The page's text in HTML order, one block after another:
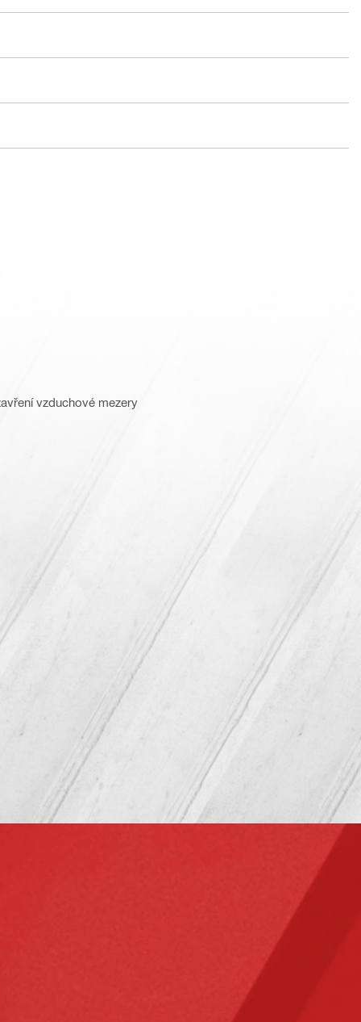
vzduchové mezery